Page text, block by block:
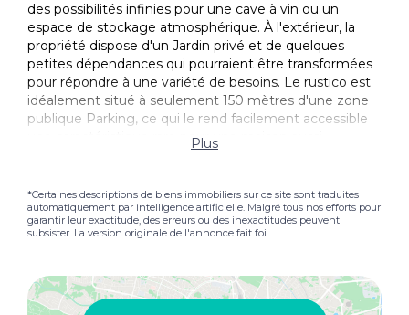
des possibilités infinies pour une cave à vin ou un
espace de stockage atmosphérique. À l'extérieur, la
propriété dispose d'un Jardin privé et de quelques
petites dépendances qui pourraient être transformées
pour répondre à une variété de besoins. Le rustico est
idéalement situé à seulement 150 mètres d'une zone
publique Parking, ce qui le rend facilement accessible
une caractéristique rare pour une maison aussi
traditionnelle non cachée dans les hautes montagnes.
possibilité de créer une retraite au bord du lac sur
mesure avec un charme rustique, à proximité des
commodités locales et de la nature. Des propriétés
difficiles à trouver.
Plus
*Certaines descriptions de biens immobiliers sur ce site sont traduites
automatiquement par intelligence artificielle. Malgré tous nos efforts pour
garantir leur exactitude, des erreurs ou des inexactitudes peuvent
subsister. La version originale de l'annonce fait foi.